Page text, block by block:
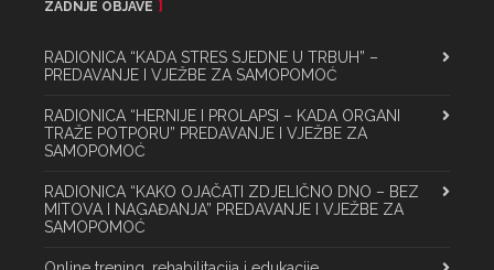
ZADNJE OBJAVE
RADIONICA “KADA STRES SJEDNE U TRBUH” –
PREDAVANJE I VJEŽBE ZA SAMOPOMOĆ
RADIONICA “HERNIJE I PROLAPSI – KADA ORGANI
TRAŽE POTPORU” PREDAVANJE I VJEŽBE ZA
SAMOPOMOĆ
RADIONICA “KAKO OJAČATI ZDJELIČNO DNO – BEZ
MITOVA I NAGAĐANJA” PREDAVANJE I VJEŽBE ZA
SAMOPOMOĆ